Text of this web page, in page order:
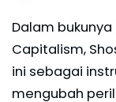
Dalam
Capitalism,
ini sebagai
mengubah